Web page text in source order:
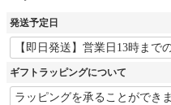
発送予定日
ギフトラッピングについて